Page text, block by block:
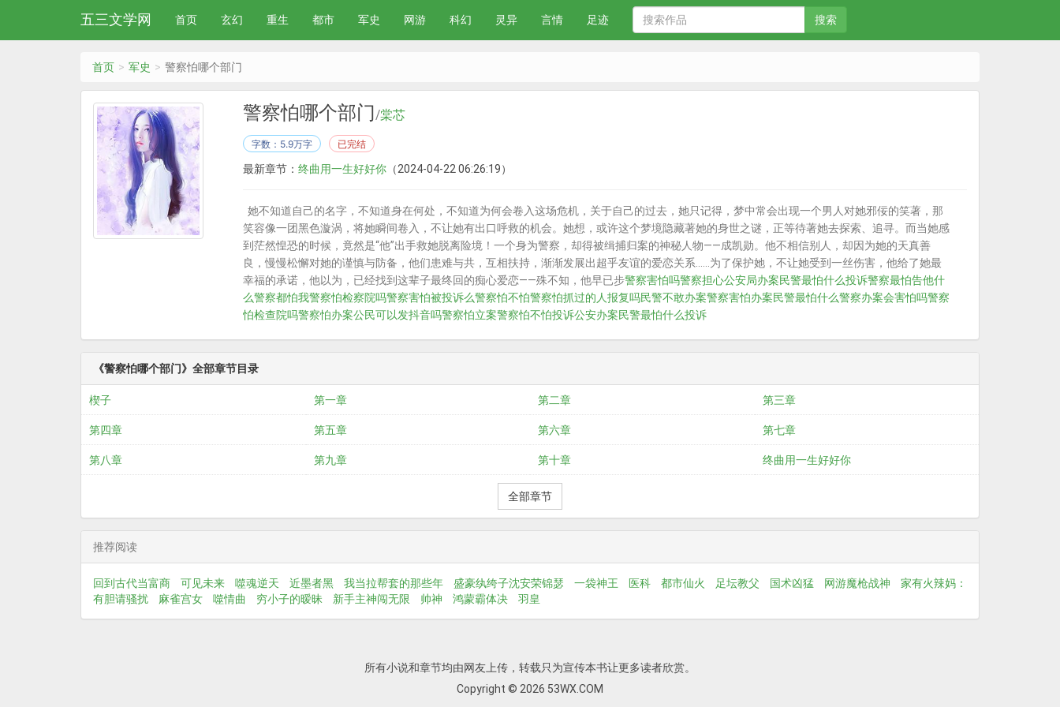
五三文学网 首页 玄幻 重生 都市 军史 网游 科幻 灵异 言情 足迹 搜索
首页 军史 警察怕哪个部门
警察怕哪个部门/棠芯
字数：5.9万字 已完结
最新章节： 终曲用一生好好你（2024-04-22 06:26:19）
她不知道自己的名字，不知道身在何处，不知道为何会卷入这场危机，关于自己的过去，她只记得，梦中常会出现一个男人对她邪佞的笑著，那
笑容像一团黑色漩涡，将她瞬间卷入，不让她有出口呼救的机会。她想，或许这个梦境隐藏著她的身世之谜，正等待著她去探索、追寻。而当她感
到茫然惶恐的时候，竟然是“他”出手救她脱离险境！一个身为警察，却得被缉捕归案的神秘人物——成凯勋。他不相信别人，却因为她的天真善
良，慢慢松懈对她的谨慎与防备，他们患难与共，互相扶持，渐渐发展出超乎友谊的爱恋关系……为了保护她，不让她受到一丝伤害，他给了她最
幸福的承诺，他以为，已经找到这辈子最终回的痴心爱恋——殊不知，他早已步警察害怕吗警察担心公安局办案民警最怕什么投诉警察最怕告他什
么警察都怕我警察怕检察院吗警察害怕被投诉么警察怕不怕警察怕抓过的人报复吗民警不敢办案警察害怕办案民警最怕什么警察办案会害怕吗警察
怕检查院吗警察怕办案公民可以发抖音吗警察怕立案警察怕不怕投诉公安办案民警最怕什么投诉
《警察怕哪个部门》全部章节目录
楔子 第一章 第二章 第三章
第四章 第五章 第六章 第七章
第八章 第九章 第十章 终曲用一生好好你
全部章节
推荐阅读
回到古代当富商 可见未来 噬魂逆天 近墨者黑 我当拉帮套的那些年 盛豪纨绔子沈安荣锦瑟 一袋神王 医科 都市仙火 足坛教父 国术凶猛 网游魔枪战神
家有火辣妈：
有胆请骚扰
麻雀宫女 噬情曲 穷小子的暧昧 新手主神闯无限 帅神 鸿蒙霸体决 羽皇
所有小说和章节均由网友上传，转载只为宣传本书让更多读者欣赏。
Copyright © 2026 53WX.COM